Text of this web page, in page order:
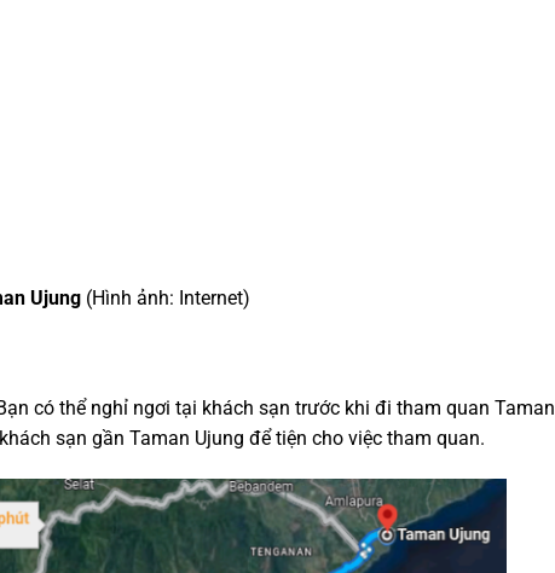
Ujung(Hình ảnh: Internet)
có thể nghỉ ngơi tại khách sạn trước khi đi tham quan Taman
sạn gần Taman Ujung để tiện cho việc tham quan.